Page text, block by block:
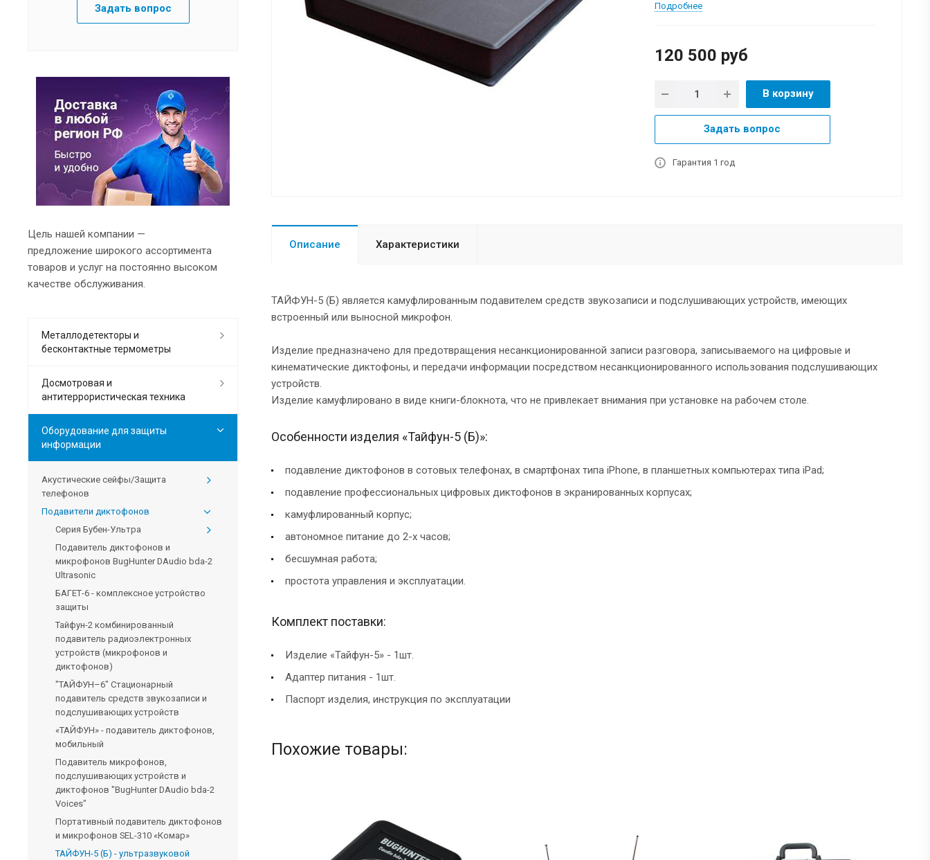
Подробнее
120 500 руб
В корзину
Задать вопрос
Гарантия 1 год
Описание Характеристики
ТАЙФУН-5 (Б) является камуфлированным подавителем средств звукозаписи и подслушивающих устройств, имеющих
встроенный или выносной микрофон.
Изделие предназначено для предотвращения несанкционированной записи разговора, записываемого на цифровые и
кинематические диктофоны, и передачи информации посредством несанкционированного использования подслушивающих
устройств.
Изделие камуфлировано в виде книги-блокнота, что не привлекает внимания при установке на рабочем столе.
Особенности изделия «Тайфун-5 (Б)»:
подавление диктофонов в сотовых телефонах, в смартфонах типа iPhone, в планшетных компьютерах типа iPad;
подавление профессиональных цифровых диктофонов в экранированных корпусах;
камуфлированный корпус;
автономное питание до 2-х часов;
бесшумная работа;
простота управления и эксплуатации.
Комплект поставки:
Изделие «Тайфун-5» - 1шт.
Адаптер питания - 1шт.
Паспорт изделия, инструкция по эксплуатации
Похожие товары:
Задать вопрос
Цель нашей компании —
предложение широкого ассортимента
товаров и услуг на постоянно высоком
качестве обслуживания.
Металлодетекторы и
бесконтактные термометры
Досмотровая и
антитеррористическая техника
Оборудование для защиты
информации
Акустические сейфы/Защита
телефонов
Подавители диктофонов
Серия Бубен-Ультра
Подавитель диктофонов и
микрофонов BugHunter DAudio bda-2
Ultrasonic
БАГЕТ-6 - комплексное устройство
защиты
Тайфун-2 комбинированный
подавитель радиоэлектронных
устройств (микрофонов и
диктофонов)
"ТАЙФУН–6" Стационарный
подавитель средств звукозаписи и
подслушивающих устройств
«ТАЙФУН» - подавитель диктофонов,
мобильный
Подавитель микрофонов,
подслушивающих устройств и
диктофонов "BugHunter DAudio bda-2
Voices"
Портативный подавитель диктофонов
и микрофонов SEL-310 «Комар»
ТАЙФУН-5 (Б) - ультразвуковой